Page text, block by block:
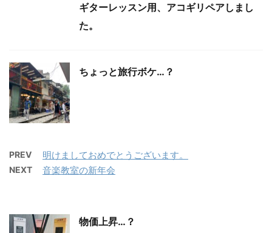
ギターレッスン用、アコギリペアしまし
た。
ちょっと旅行ボケ…？
PREV 明けましておめでとうございます。
NEXT 音楽教室の新年会
物価上昇…？